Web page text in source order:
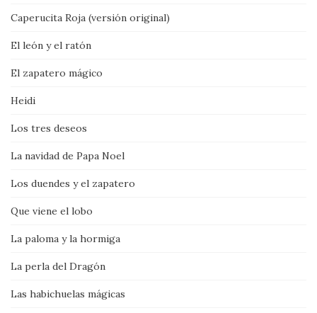
Caperucita Roja (versión original)
El león y el ratón
El zapatero mágico
Heidi
Los tres deseos
La navidad de Papa Noel
Los duendes y el zapatero
Que viene el lobo
La paloma y la hormiga
La perla del Dragón
Las habichuelas mágicas